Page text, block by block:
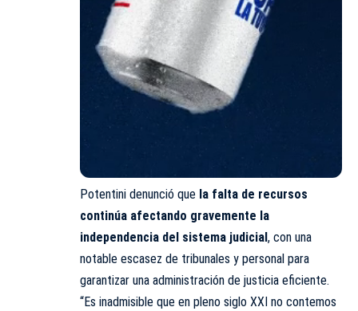
Potentini denunció que la falta de recursos
continúa afectando gravemente la
independencia del sistema judicial , con una
notable escasez de tribunales y personal para
garantizar una administración de justicia eficiente.
“Es inadmisible que en pleno siglo XXI no contemos